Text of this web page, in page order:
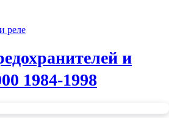
реле
и
1984-1998